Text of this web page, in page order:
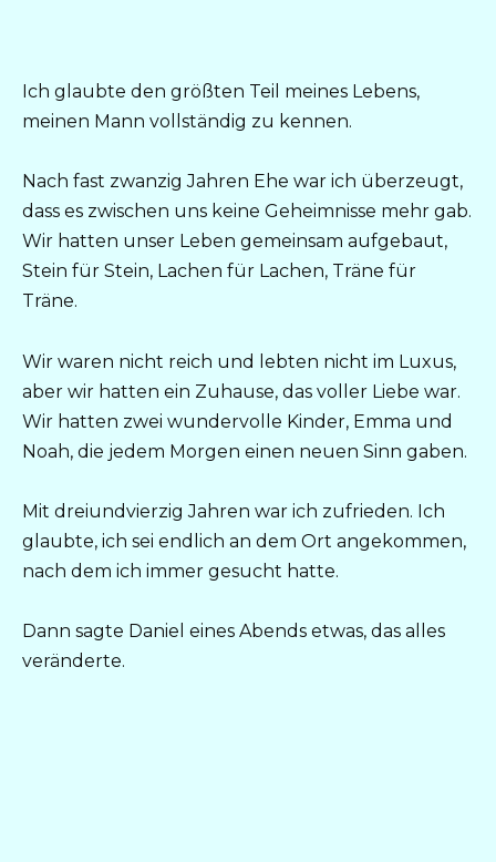
Ich glaubte den größten Teil meines Lebens,
meinen Mann vollständig zu kennen.
Nach fast zwanzig Jahren Ehe war ich überzeugt,
dass es zwischen uns keine Geheimnisse mehr gab.
Wir hatten unser Leben gemeinsam aufgebaut,
Stein für Stein, Lachen für Lachen, Träne für
Träne.
Wir waren nicht reich und lebten nicht im Luxus,
aber wir hatten ein Zuhause, das voller Liebe war.
Wir hatten zwei wundervolle Kinder, Emma und
Noah, die jedem Morgen einen neuen Sinn gaben.
Mit dreiundvierzig Jahren war ich zufrieden. Ich
glaubte, ich sei endlich an dem Ort angekommen,
nach dem ich immer gesucht hatte.
Dann sagte Daniel eines Abends etwas, das alles
veränderte.